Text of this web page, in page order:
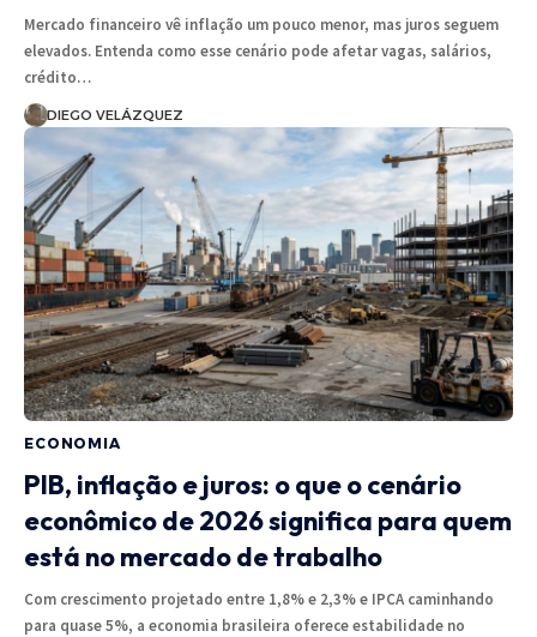
Mercado financeiro vê inflação um pouco menor, mas juros seguem
elevados. Entenda como esse cenário pode afetar vagas, salários,
crédito…
DIEGO VELÁZQUEZ
ECONOMIA
PIB, inflação e juros: o que o cenário
econômico de 2026 significa para quem
está no mercado de trabalho
Com crescimento projetado entre 1,8% e 2,3% e IPCA caminhando
para quase 5%, a economia brasileira oferece estabilidade no